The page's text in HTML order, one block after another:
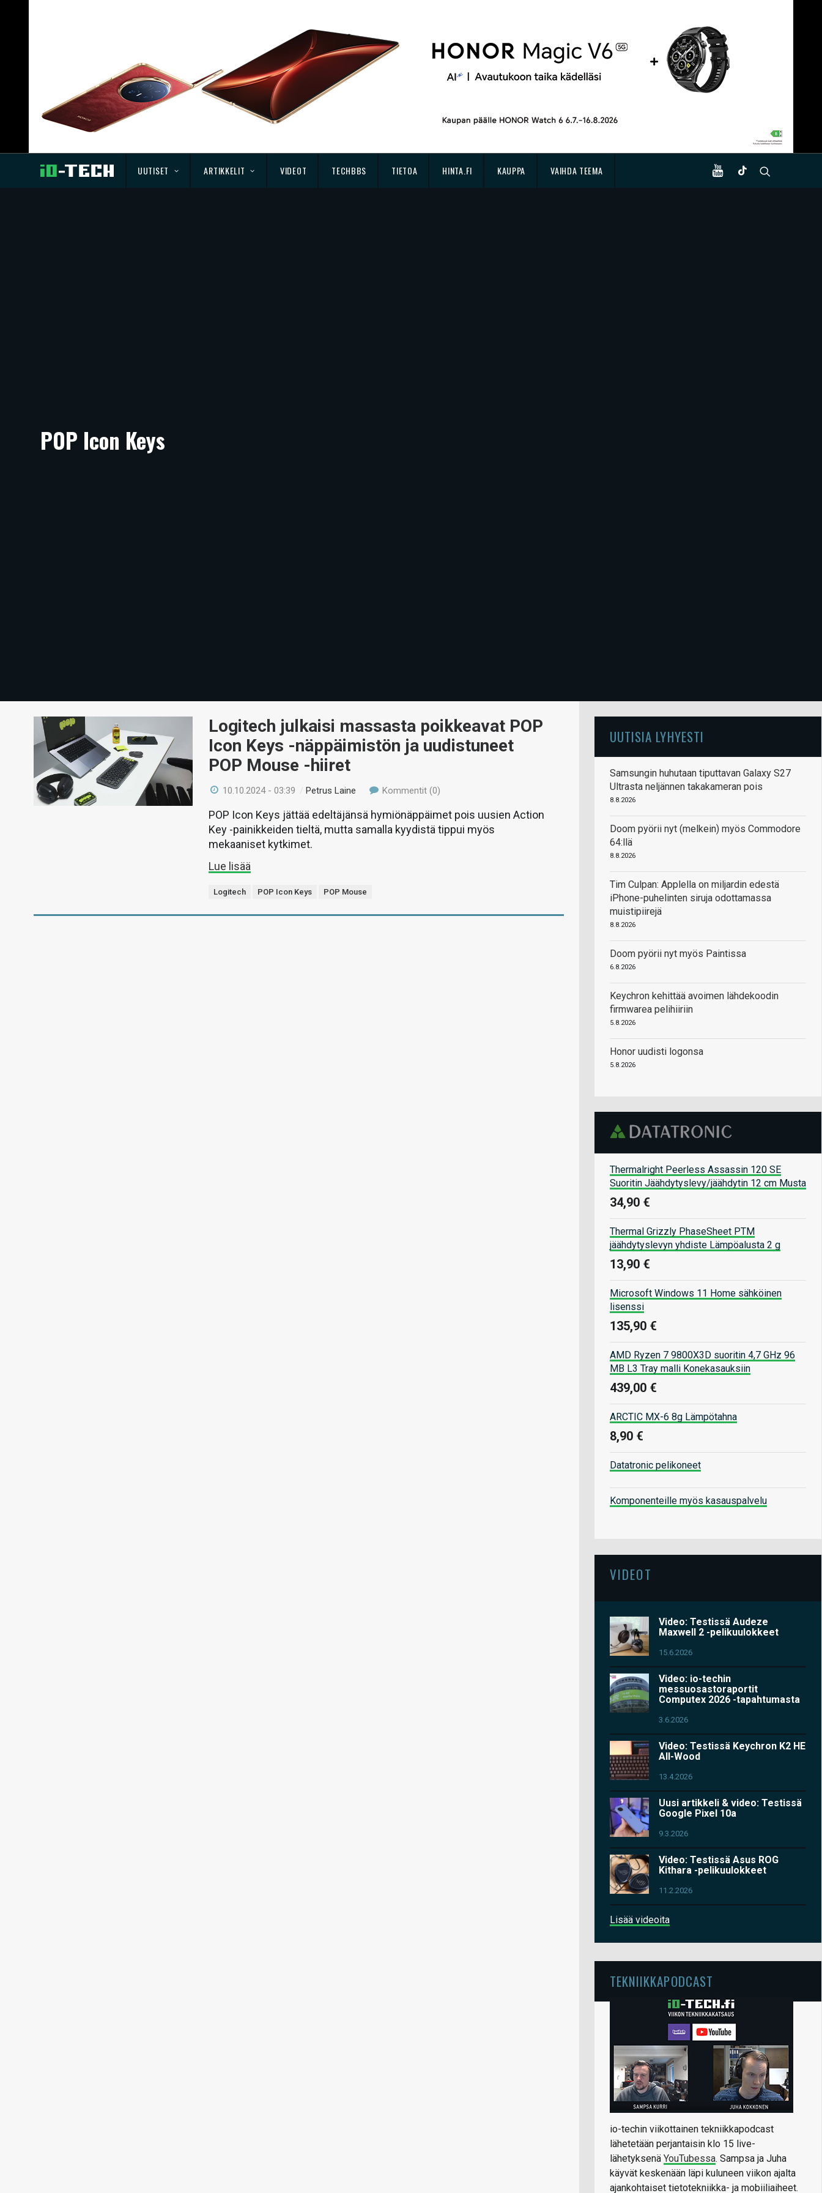
UUTISET ARTIKKELIT VIDEOT TECHBBS TIETOA HINTA.FI KAUPPA VAIHDA TEEMA
POP Icon Keys
Logitech julkaisi massasta poikkeavat POP
Icon Keys -näppäimistön ja uudistuneet
POP Mouse -hiiret
10.10.2024 - 03:39 /Petrus Laine Kommentit (0)
POP Icon Keys jättää edeltäjänsä hymiönäppäimet pois uusien Action
Key -painikkeiden tieltä, mutta samalla kyydistä tippui myös
mekaaniset kytkimet.
Lue lisää
Logitech POP Icon Keys POP Mouse
UUTISIA LYHYESTI
Samsungin huhutaan tiputtavan Galaxy S27
Ultrasta neljännen takakameran pois
8.8.2026
Doom pyörii nyt (melkein) myös Commodore
64:llä
8.8.2026
Tim Culpan: Applella on miljardin edestä
iPhone-puhelinten siruja odottamassa
muistipiirejä
8.8.2026
Doom pyörii nyt myös Paintissa
6.8.2026
Keychron kehittää avoimen lähdekoodin
firmwarea pelihiiriin
5.8.2026
Honor uudisti logonsa
5.8.2026
Thermalright Peerless Assassin 120 SE
Suoritin Jäähdytyslevy/jäähdytin 12 cm Musta
34,90 €
Thermal Grizzly PhaseSheet PTM
jäähdytyslevyn yhdiste Lämpöalusta 2 g
13,90 €
Microsoft Windows 11 Home sähköinen
lisenssi
135,90 €
AMD Ryzen 7 9800X3D suoritin 4,7 GHz 96
MB L3 Tray malli Konekasauksiin
439,00 €
ARCTIC MX-6 8g Lämpötahna
8,90 €
Datatronic pelikoneet
Komponenteille myös kasauspalvelu
VIDEOT
Video: Testissä Audeze
Maxwell 2 -pelikuulokkeet
15.6.2026
Video: io-techin
messuosastoraportit
Computex 2026 -tapahtumasta
3.6.2026
Video: Testissä Keychron K2 HE
All-Wood
13.4.2026
Uusi artikkeli & video: Testissä
Google Pixel 10a
9.3.2026
Video: Testissä Asus ROG
Kithara -pelikuulokkeet
11.2.2026
Lisää videoita
TEKNIIKKAPODCAST
io-techin viikottainen tekniikkapodcast
lähetetään perjantaisin klo 15 live-
lähetyksenä YouTubessa. Sampsa ja Juha
käyvät keskenään läpi kuluneen viikon ajalta
ajankohtaiset tietotekniikka- ja mobiiliaiheet.